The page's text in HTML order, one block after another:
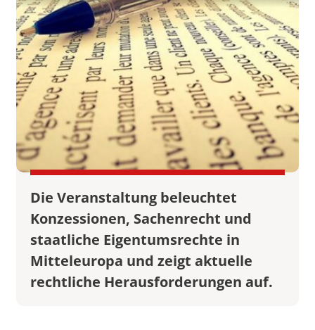
Die Veranstaltung beleuchtet
Konzessionen, Sachenrecht und
staatliche Eigentumsrechte in
Mitteleuropa und zeigt aktuelle
rechtliche Herausforderungen auf.